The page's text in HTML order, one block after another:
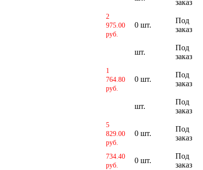
заказ
2
975.00
руб.
0 шт.
Под
заказ
шт.
Под
заказ
1
764.80
руб.
0 шт.
Под
заказ
шт.
Под
заказ
5
829.00
руб.
0 шт.
Под
заказ
734.40
руб.
0 шт.
Под
заказ